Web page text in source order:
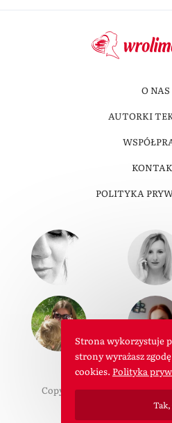
O NAS
AUTORKI
POLITYKA
Copyright © 2011-2026 W
Strona wykorzystuje
strony wyrażasz
cookies. Polityka
Tak,